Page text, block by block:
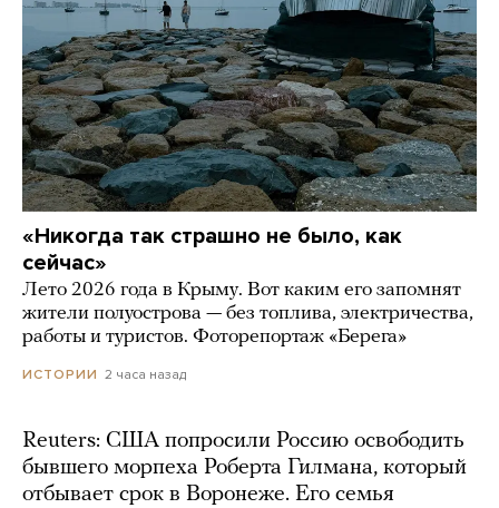
«Никогда так страшно не было, как
сейчас»
Лето 2026 года в Крыму. Вот каким его запомнят
жители полуострова — без топлива, электричества,
работы и туристов. Фоторепортаж «Берега»
ИСТОРИИ 2 часа назад
Reuters: США попросили Россию освободить
бывшего морпеха Роберта Гилмана, который
отбывает срок в Воронеже. Его семья